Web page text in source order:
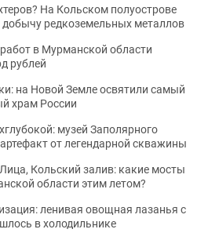
На Кольском полуострове
добычу редкоземельных металлов
в Мурманской области
рублей
на Новой Земле освятили самый
храм России
музей Заполярного
от легендарной скважины
Кольский залив: какие мосты
области этим летом?
ленивая овощная лазанья с
в холодильнике